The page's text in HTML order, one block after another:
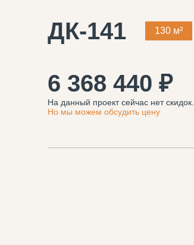
ДК-141 130 м²
6 368 440 ₽
На данный проект сейчас нет скидок.
Но мы можем обсудить цену